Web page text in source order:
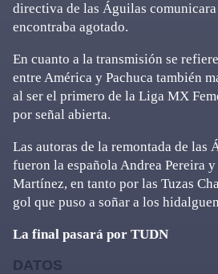
directiva de las Águilas
encontraba agotado.
En cuanto a la transmisión se
entre América y Pachuca también
al ser el primero de la Liga MX
por señal abierta.
Las autoras de la remontada de las
fueron la española Andrea Pereira
Martínez, en tanto por las Tuzas
gol que puso a soñar a los
La final pasará por TUDN
DATOS